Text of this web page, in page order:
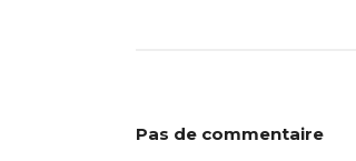
Pas de commentaire